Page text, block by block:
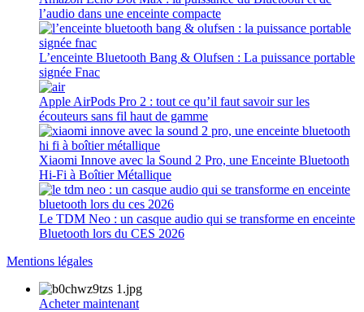
l’audio dans une enceinte compacte
L’enceinte Bluetooth Bang & Olufsen : La puissance portable
signée Fnac
Apple AirPods Pro 2 : tout ce qu’il faut savoir sur les
écouteurs sans fil haut de gamme
Xiaomi Innove avec la Sound 2 Pro, une Enceinte Bluetooth
Hi-Fi à Boîtier Métallique
Le TDM Neo : un casque audio qui se transforme en enceinte
Bluetooth lors du CES 2026
Mentions légales
Acheter maintenant